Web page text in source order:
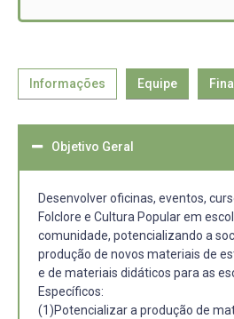
Informações Equipe
Objetivo Geral
Desenvolver oficinas, eventos,
Folclore e Cultura Popular em
comunidade, potencializando a
produção de novos materiais de
e de materiais didáticos para as
Específicos:
(1)Potencializar a produção de